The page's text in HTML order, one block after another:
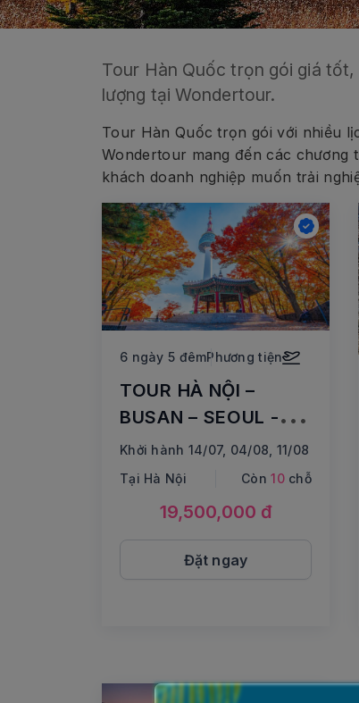
Tour Hàn Quốc trọn gói giá
lượng tại Wondertour.
Tour Hàn Quốc trọn gói với nhiều
Wondertour mang đến các
khách doanh nghiệp muốn trải
6 ngày 5 đêmPhương tiện
TOUR HÀ NỘI –
BUSAN – SEOUL -
INCHEON
Khởi hành 14/07, 04/08, 11/08
Tại Hà Nội
Còn10chỗ
19,500,000 đ
Đặt ngay